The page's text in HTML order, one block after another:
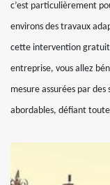
c’est particulièrement
environs des travaux
cette intervention
entreprise, vous allez
mesure assurées par
abordables, défiant